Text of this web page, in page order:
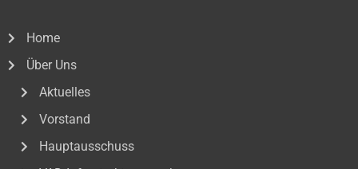
Home
Über Uns
Aktuelles
Vorstand
Hauptausschuss